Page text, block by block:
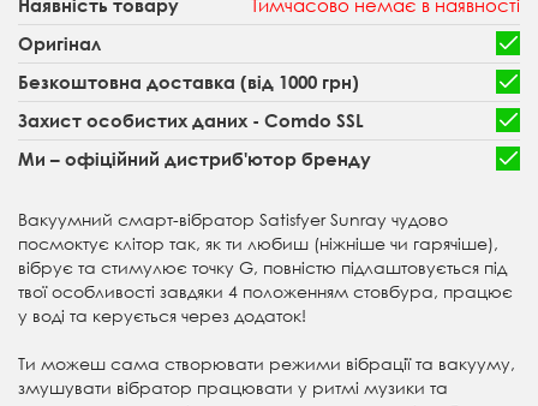
Оригінал
Безкоштовна доставка (від 1000 грн)
Захист особистих даних - Comdo SSL
Ми – офіційний дистриб'ютор бренду
Вакуумний смарт-вібратор Satisfyer Sunray чудово
посмоктує клітор так, як ти любиш (ніжніше чи гарячіше),
вібрує та стимулює точку G, повністю підлаштовується під
твої особливості завдяки 4 положенням стовбура, працює
у воді та керується через додаток!
Ти можеш сама створювати режими вібрації та вакууму,
змушувати вібратор працювати у ритмі музики та